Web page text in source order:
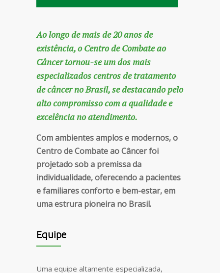
Ao longo de mais de 20 anos de
existência, o Centro de Combate ao
Câncer tornou-se um dos mais
especializados centros de tratamento
de câncer no Brasil, se destacando pelo
alto compromisso com a qualidade e
excelência no atendimento.
Com ambientes amplos e modernos, o
Centro de Combate ao Câncer foi
projetado sob a premissa da
individualidade, oferecendo a pacientes
e familiares conforto e bem-estar, em
uma estrura pioneira no Brasil.
Equipe
Uma equipe altamente especializada,